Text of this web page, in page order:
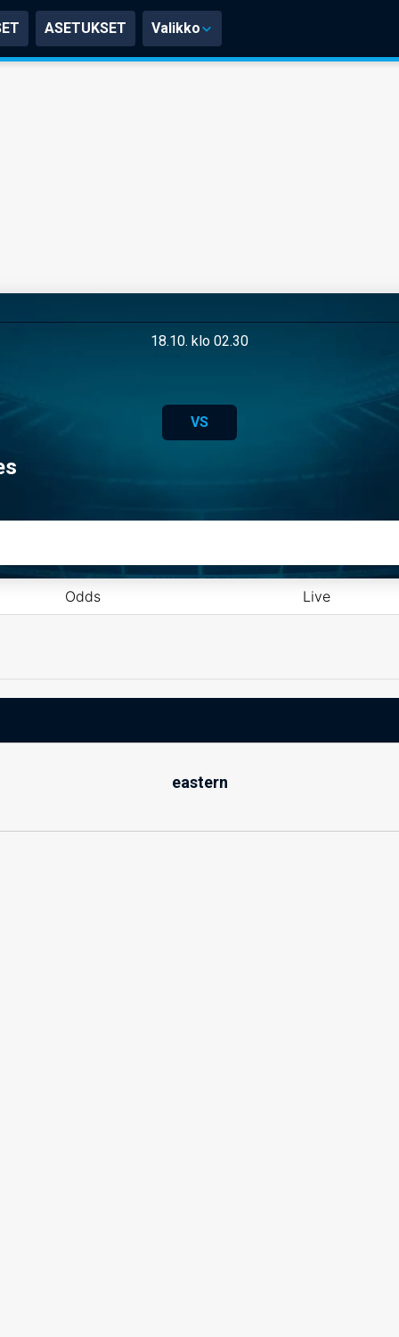
ASETUKSET Valikko
18.10. klo 02.30
VS
Odds Live
eastern